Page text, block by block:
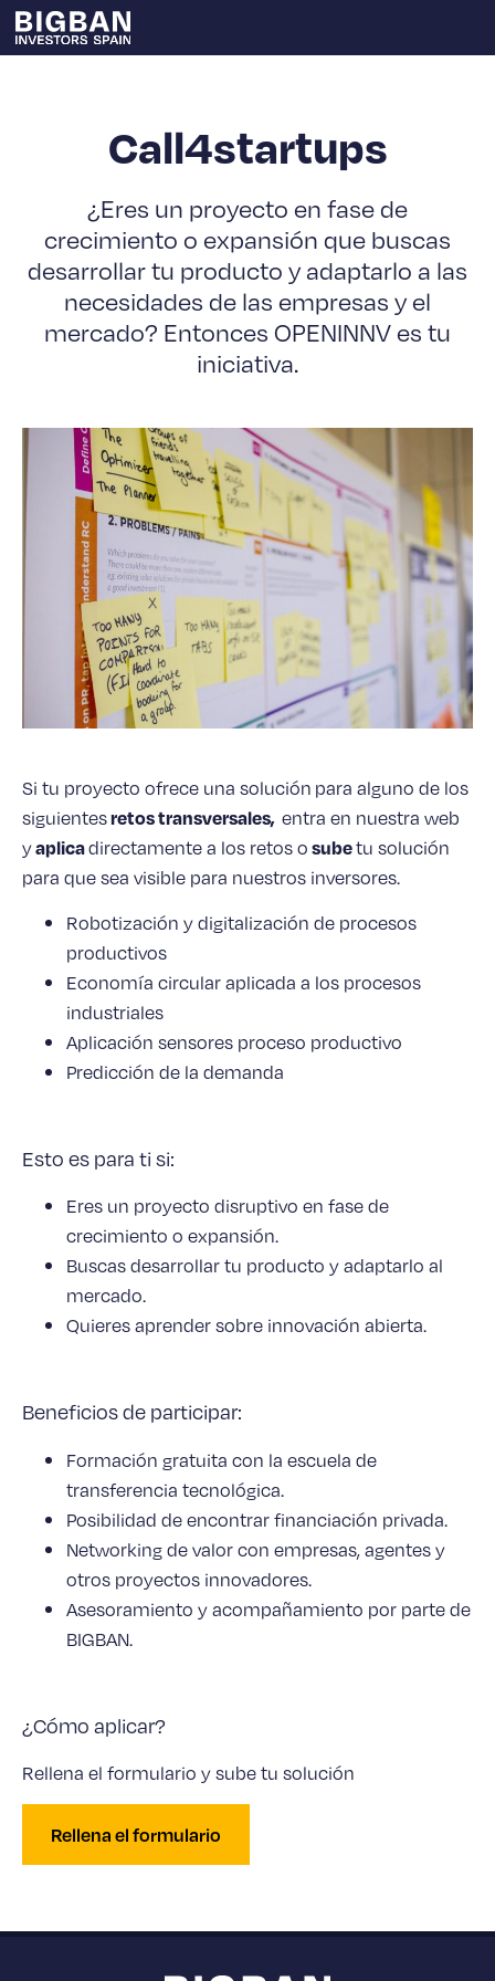
Call4startups
¿Eres un proyecto en fase de
crecimiento o expansión que buscas
desarrollar tu producto y adaptarlo a las
necesidades de las empresas y el
mercado? Entonces OPENINNV es tu
iniciativa.
Si tu proyecto ofrece una solución para alguno de los
siguientesretos transversales, entra en nuestra web
yaplicadirectamente a los retos osubetu solución
para que sea visible para nuestros inversores.
Robotización y digitalización de procesos
productivos
Economía circular aplicada a los procesos
industriales
Aplicación sensores proceso productivo
Predicción de la demanda
Esto es para ti si:
Eres un proyecto disruptivo en fase de
crecimiento o expansión.
Buscas desarrollar tu producto y adaptarlo al
mercado.
Quieres aprender sobre innovación abierta.
Beneficios de participar:
Formación gratuita con la escuela de
transferencia tecnológica.
Posibilidad de encontrar financiación privada.
Networking de valor con empresas, agentes y
otros proyectos innovadores.
Asesoramiento y acompañamiento por parte de
BIGBAN.
¿Cómo aplicar?
Rellena el formulario y sube tu solución
Rellena el formulario